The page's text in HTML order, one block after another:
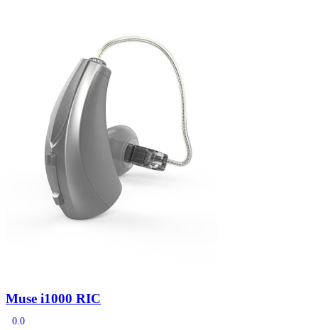
Signia hoortoestellenSignia Pure BCT IX
Audio Service R LI 7
Hoortoestelbatterijen
Widex filters Filters
Onderhoudsartikelen
Signia Active Mini IX - Oplaadbaar
De Signia Active Mini IX is het nieuwste hoortoestel van Signia.
Muse i1000 RIC
0.0